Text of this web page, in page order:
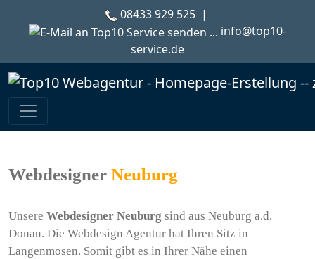
08433 929 525 |
info@top10-
service.de
Webdesigner Neuburg
Unsere Webdesigner Neuburg sind aus Neuburg a.d.
Donau. Die Webdesign Agentur hat Ihren Sitz in
Langenmosen. Somit gibt es in Ihrer Nähe einen